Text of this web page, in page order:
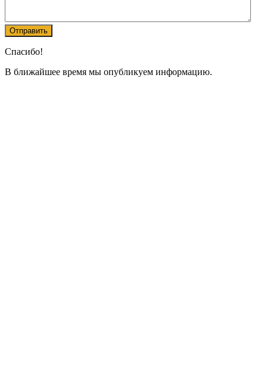
Спасибо!
В ближайшее время мы опубликуем информацию.